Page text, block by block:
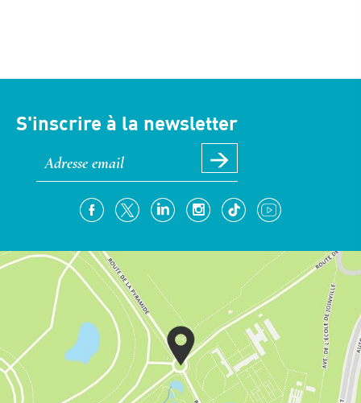
S'inscrire à la newsletter